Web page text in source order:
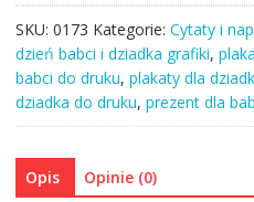
plakat
pomysł
na
prezent
dla
babci
na
urodziny
SKU: 0173 Kategorie: Cytaty i
dzień babci i dziadka grafiki,
babci do druku, plakaty dla
dziadka do druku, prezent dla
Opis Opinie (0)